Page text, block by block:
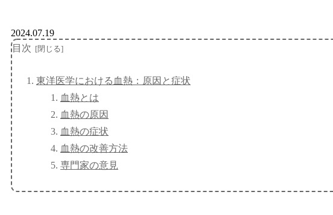
2024.07.19
目次
東洋医学における血熱：原因と症状
血熱とは
血熱の原因
血熱の症状
血熱の改善方法
専門家の意見